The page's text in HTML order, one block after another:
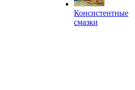
Консистентные
смазки